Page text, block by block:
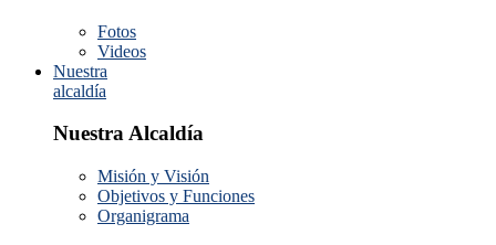
Fotos
Videos
Nuestra
alcaldía
Nuestra Alcaldía
Misión y Visión
Objetivos y Funciones
Organigrama